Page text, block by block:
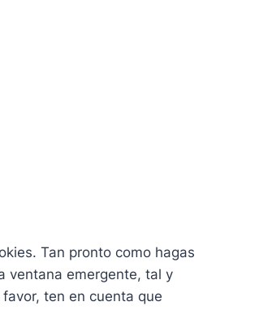
Tan pronto como hagas
ventana emergente, tal y
ten en cuenta que